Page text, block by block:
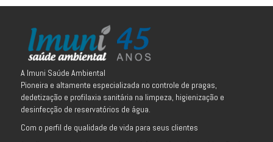
A Imuni Saúde Ambiental
Pioneira e altamente especializada no controle de pragas,
dedetização e profilaxia sanitária na limpeza, higienização e
desinfecção de reservatórios de água.
Com o perfil de qualidade de vida para seus clientes